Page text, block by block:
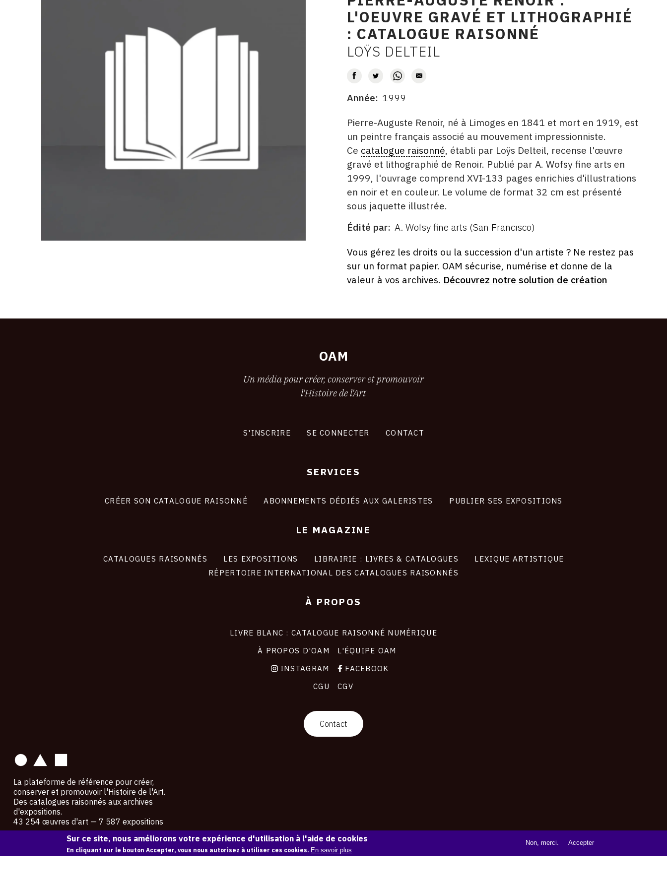
L'OEUVRE GRAVÉ ET LITHOGRAPHIÉ
: CATALOGUE RAISONNÉ
AUTEUR
LOŸS DELTEIL
DATE
Année 1999
DESCRITPTION
Pierre-Auguste Renoir, né à Limoges en 1841 et mort en 1919, est
un peintre français associé au mouvement impressionniste.
Ce catalogue raisonné, établi par Loÿs Delteil, recense l'œuvre
gravé et lithographié de Renoir. Publié par A. Wofsy fine arts en
1999, l'ouvrage comprend XVI-133 pages enrichies d'illustrations
en noir et en couleur. Le volume de format 32 cm est présenté
sous jaquette illustrée.
ÉDITÉ
Édité par A. Wofsy fine arts (San Francisco)
FORMAT
ÉTAT
Vous gérez les droits ou la succession d'un artiste ? Ne restez pas
sur un format papier. OAM sécurise, numérise et donne de la
valeur à vos archives. Découvrez notre solution de création
OAM
Un média pour créer, conserver et promouvoir
l'Histoire de l'Art
S'INSCRIRE SE CONNECTER CONTACT
SERVICES
CRÉER SON CATALOGUE RAISONNÉ ABONNEMENTS DÉDIÉS AUX GALERISTES PUBLIER SES EXPOSITIONS
LE MAGAZINE
CATALOGUES RAISONNÉS LES EXPOSITIONS LIBRAIRIE : LIVRES & CATALOGUES
LEXIQUE ARTISTIQUE
RÉPERTOIRE INTERNATIONAL DES CATALOGUES RAISONNÉS
À PROPOS
LIVRE BLANC : CATALOGUE RAISONNÉ NUMÉRIQUE
À PROPOS D'OAM
L'ÉQUIPE OAM
INSTAGRAM
FACEBOOK
CGU
CGV
Contact
La plateforme de référence pour créer,
conserver et promouvoir l'Histoire de l'Art.
Des catalogues raisonnés aux archives
d'expositions.
43 254 œuvres d'art — 7 587 expositions
Copyright © OAM 2026. Tous droits réservés.
Sur ce site, nous améliorons votre expérience d'utilisation à l'aide de cookies
En cliquant sur le bouton Accepter, vous nous autorisez à utiliser ces cookies. En savoir plus
Non, merci. Accepter